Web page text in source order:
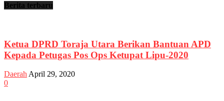
Berita terbaru
Ketua DPRD Toraja Utara Berikan Bantuan APD
Kepada Petugas Pos Ops Ketupat Lipu-2020
Daerah April 29, 2020
0